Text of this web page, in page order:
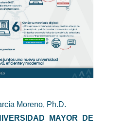
Moreno, Ph.D.
MAYOR DE